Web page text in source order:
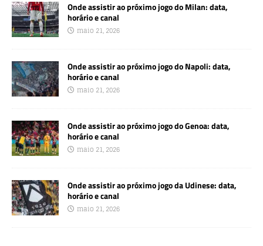
Onde assistir ao próximo jogo do Milan: data,
horário e canal
maio 21, 2026
Onde assistir ao próximo jogo do Napoli: data,
horário e canal
maio 21, 2026
Onde assistir ao próximo jogo do Genoa: data,
horário e canal
maio 21, 2026
Onde assistir ao próximo jogo da Udinese: data,
horário e canal
maio 21, 2026